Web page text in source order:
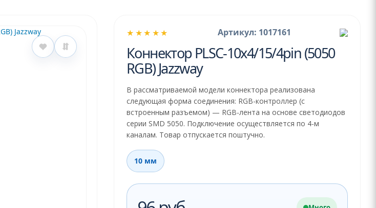
★★★★★ Артикул: 1017161
Коннектор PLSC-10x4/15/4pin (5050
RGB) Jazzway
В рассматриваемой модели коннектора реализована
следующая форма соединения: RGB-контроллер (с
встроенным разъемом) — RGB-лента на основе светодиодов
серии SMD 5050. Подключение осуществляется по 4-м
каналам. Товар отпускается поштучно.
10 мм